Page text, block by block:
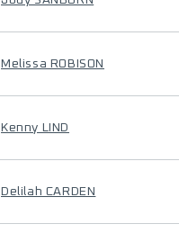
Melissa ROBISON
Kenny LIND
Delilah CARDEN